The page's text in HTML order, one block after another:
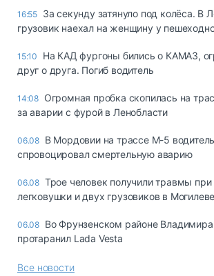
16:55 За секунду затянуло под колёса. В
грузовик наехал на женщину у
15:10
На КАД фургоны бились о КАМАЗ,
друг о друга. Погиб водитель
14:08 Огромная пробка скопилась на
за аварии с фурой в Ленобласти
06.08 В Мордовии на трассе М-5
спровоцировал смертельную аварию
06.08 Трое человек получили травмы при
легковушки и двух грузовиков в Могилеве
06.08 Во Фрунзенском районе
протаранил Lada Vesta
Все новости